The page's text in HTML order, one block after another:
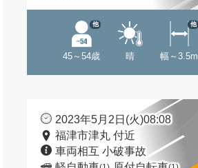
45～54歳
他
晴 幅～3.5m
他
2023年5月2日(火)08:08
福津市津丸 付近
車両相互 小破事故